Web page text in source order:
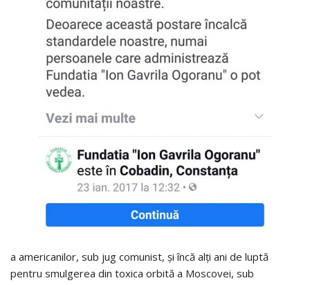
a americanilor, sub jug comunist, și încă alți ani de luptă
pentru smulgerea din toxica orbită a Moscovei, sub